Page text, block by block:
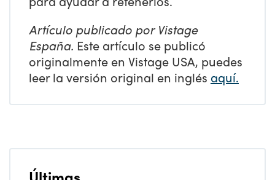
Artículo publicado por Vistage
España. Este artículo se publicó
originalmente en Vistage USA, puedes
leer la versión original en inglés aquí.